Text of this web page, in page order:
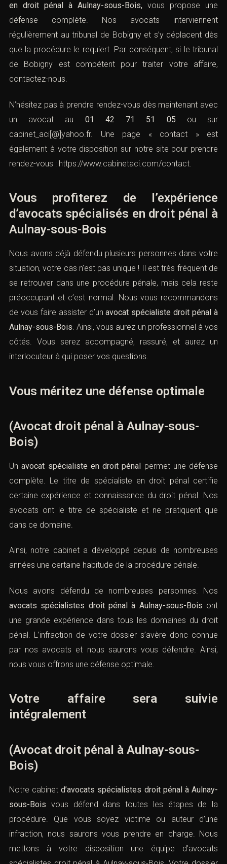
en droit pénal à Aulnay-sous-Bois, vous propose une
défense complète. Nos avocats interviennent
régulièrement au tribunal de Bobigny et s’y déplacent dès
que la procédure le requiert. Par conséquent, si le tribunal
de Bobigny est compétent pour traiter votre affaire,
contactez-nous.
N’hésitez pas à prendre rendez-vous dès maintenant avec
un avocat au 01 42 71 51 05 ou sur
cabinet_aci[@]yahoo.fr. Une page « contact » est
également à votre disposition sur notre site pour prendre
rendez-vous : https://www.cabinetaci.com/contact.
Vous profiterez de l’expérience
d’avocats spécialisés en droit pénal à
Aulnay-sous-Bois
Nous avons déjà défendu plusieurs personnes dans votre
situation, votre cas n’est pas unique ! Il est très fréquent de
se retrouver dans une procédure pénale, mais cela reste
préoccupant et c’est normal. Nous vous recommandons
de vous faire assister d’unavocat spécialiste droit pénal à
Aulnay-sous-Bois. Ainsi, vous aurez un professionnel à vos
côtés. Vous serez accompagné, rassuré, et aurez un
interlocuteur à qui poser vos questions.
Vous méritez une défense optimale
(Avocat droit pénal à Aulnay-sous-
Bois)
Unavocat spécialiste en droit pénal permet une défense
complète. Le titre de spécialiste en droit pénal certifie
certaine expérience et connaissance du droit pénal. Nos
avocats ont le titre de spécialiste et ne pratiquent que
dans ce domaine.
Ainsi, notre cabinet a développé depuis de nombreuses
années une certaine habitude de la procédure pénale.
Nous avons défendu de nombreuses personnes. Nos
avocats spécialistes droit pénal à Aulnay-sous-Bois ont
une grande expérience dans tous les domaines du droit
pénal. L’infraction de votre dossier s’avère donc connue
par nos avocats et nous saurons vous défendre. Ainsi,
nous vous offrons une défense optimale.
Votre affaire sera suivie
intégralement
(Avocat droit pénal à Aulnay-sous-
Bois)
Notre cabinetd’avocats spécialistes droit pénal à Aulnay-
sous-Bois vous défend dans toutes les étapes de la
procédure. Que vous soyez victime ou auteur d’une
infraction, nous saurons vous prendre en charge. Nous
mettons à votre disposition une équipe d’avocats